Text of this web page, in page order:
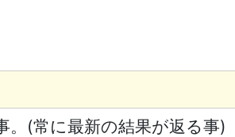
。(常に最新の結果が返る事)